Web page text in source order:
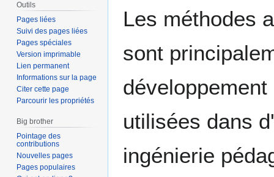
Les méthodes
sont
utilisées dans
ingénierie
Outils
Pages liées
Suivi des pages liées
Pages spéciales
Version imprimable
Lien permanent
Informations sur la page
Citer cette page
Parcourir les propriétés
Big brother
Pointage des
contributions
Nouvelles pages
Pages populaires